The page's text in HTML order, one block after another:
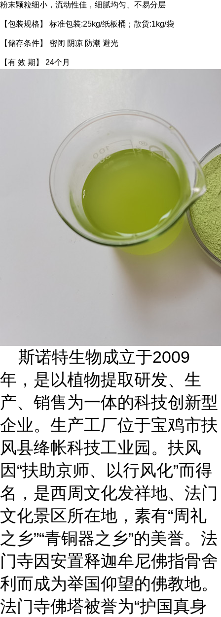
粉末颗粒细小，流动性佳，细腻均匀、不易分层
【包装规格】 标准包装:25kg/纸板桶；散货:1kg/袋
【储存条件】 密闭 阴凉 防潮 避光
【有 效 期】 24个月
斯诺特生物成立于2009
年 ，是以植物提取研发、生
产、销售为一体的科技创新型
企业。生产工厂位于宝鸡市扶
风县绛帐科技工业园 。扶风
因“扶助京师、以行风化”而得
名，是西周文化发祥地、法门
文化景区所在地，素有“周礼
之乡”“青铜器之乡”的美誉。法
门寺因安置释迦牟尼佛指骨舍
利而成为举国仰望的佛教地。
法门寺佛塔被誉为“护国真身